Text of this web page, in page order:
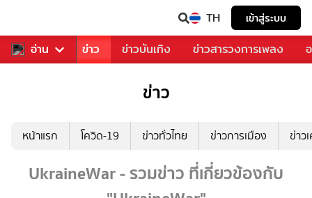
TH เข้าสู่ระบบ
อ่าน
คุณ กีฬา ข่าว ข่าวบันเทิง ข่าวสารวงการเพลง
ข่าว
หน้าแรก โควิด-19 ข่าวทั่วไทย ข่าวการเมือง ข่าว
UkraineWar - รวมข่าว ที่เกี่ยวข้องกับ